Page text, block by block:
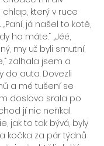
který v ruce
já našel to kotě,
ho máte.“ „Jéé,
my už byli smutní,
zalhala jsem a
do auta. Dovezli
a mé tušení se
doslova srala po
jí nic neříkal.
jak to tak bývá, byly
kočka za pár týdnů